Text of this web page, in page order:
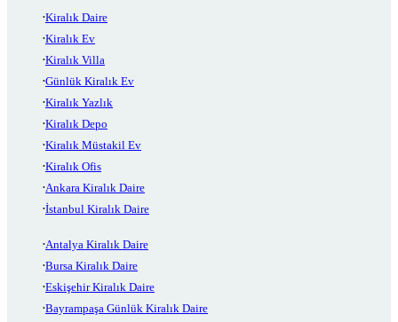
Kiralık Daire
Kiralık Ev
Kiralık Villa
Günlük Kiralık Ev
Kiralık Yazlık
Kiralık Depo
Kiralık Müstakil Ev
Kiralık Ofis
Ankara Kiralık Daire
İstanbul Kiralık Daire
Antalya Kiralık Daire
Bursa Kiralık Daire
Eskişehir Kiralık Daire
Bayrampaşa Günlük Kiralık Daire